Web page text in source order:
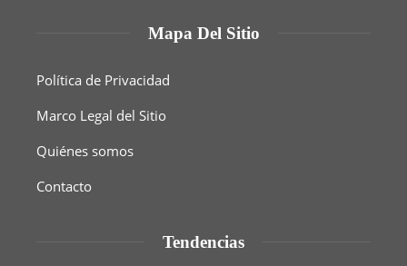
Mapa Del Sitio
Política de Privacidad
Marco Legal del Sitio
Quiénes somos
Contacto
Tendencias